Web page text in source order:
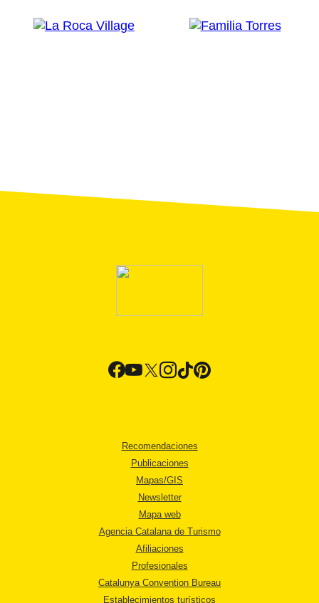
Recomendaciones
Publicaciones
Mapas/GIS
Newsletter
Mapa web
Agencia Catalana de Turismo
Afiliaciones
Profesionales
Catalunya Convention Bureau
Establecimientos turísticos